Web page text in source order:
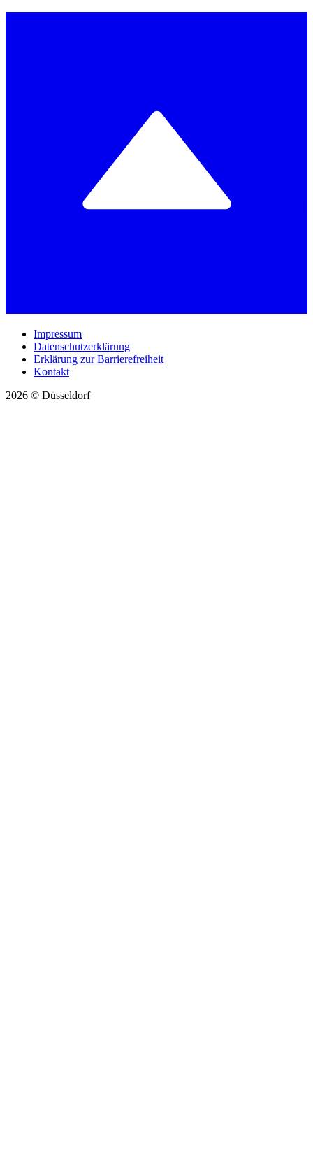
Impressum
Datenschutzerklärung
Erklärung zur Barrierefreiheit
Kontakt
2026 © Düsseldorf